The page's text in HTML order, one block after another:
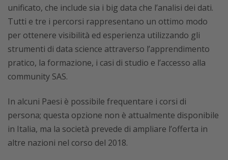
unificato, che include sia i big data che l’analisi dei dati.
Tutti e tre i percorsi rappresentano un ottimo modo
per ottenere visibilità ed esperienza utilizzando gli
strumenti di data science attraverso l’apprendimento
pratico, la formazione, i casi di studio e l’accesso alla
community SAS.
In alcuni Paesi è possibile frequentare i corsi di
persona; questa opzione non è attualmente disponibile
in Italia, ma la società prevede di ampliare l’offerta in
altre nazioni nel corso del 2018.